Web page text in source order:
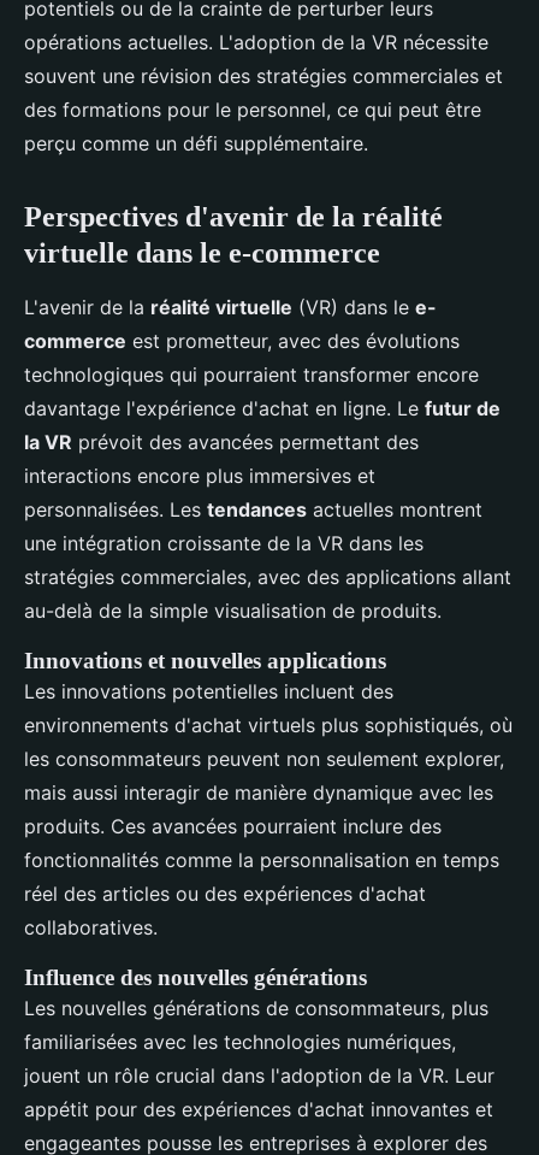
potentiels ou de la crainte de perturber leurs
opérations actuelles. L'adoption de la VR nécessite
souvent une révision des stratégies commerciales et
des formations pour le personnel, ce qui peut être
perçu comme un défi supplémentaire.
Perspectives d'avenir de la réalité
virtuelle dans le e-commerce
L'avenir de la réalité virtuelle (VR) dans le e-
commerce est prometteur, avec des évolutions
technologiques qui pourraient transformer encore
davantage l'expérience d'achat en ligne. Le futur de
la VR prévoit des avancées permettant des
interactions encore plus immersives et
personnalisées. Les tendances actuelles montrent
une intégration croissante de la VR dans les
stratégies commerciales, avec des applications allant
au-delà de la simple visualisation de produits.
Innovations et nouvelles applications
Les innovations potentielles incluent des
environnements d'achat virtuels plus sophistiqués, où
les consommateurs peuvent non seulement explorer,
mais aussi interagir de manière dynamique avec les
produits. Ces avancées pourraient inclure des
fonctionnalités comme la personnalisation en temps
réel des articles ou des expériences d'achat
collaboratives.
Influence des nouvelles générations
Les nouvelles générations de consommateurs, plus
familiarisées avec les technologies numériques,
jouent un rôle crucial dans l'adoption de la VR. Leur
appétit pour des expériences d'achat innovantes et
engageantes pousse les entreprises à explorer des